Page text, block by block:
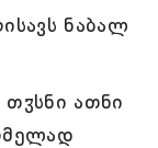
ნაბალ
ათნი